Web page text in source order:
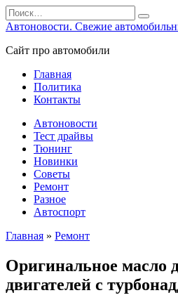
Перейти
к
Search
for:
Автоновости. Свежие
Сайт про автомобили
Главная
Политика
Контакты
Автоновости
Тест драйвы
Тюнинг
Новинки
Советы
Ремонт
Разное
Автоспорт
Главная » Ремонт
Оригинальное масло
двигателей с